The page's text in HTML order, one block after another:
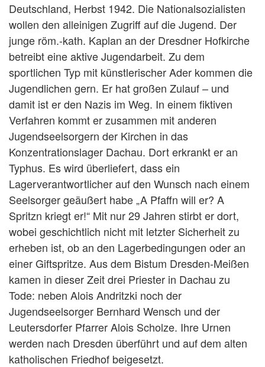
Deutschland, Herbst 1942. Die Nationalsozialisten
wollen den alleinigen Zugriff auf die Jugend. Der
junge röm.-kath. Kaplan an der Dresdner Hofkirche
betreibt eine aktive Jugendarbeit. Zu dem
sportlichen Typ mit künstlerischer Ader kommen die
Jugendlichen gern. Er hat großen Zulauf – und
damit ist er den Nazis im Weg. In einem fiktiven
Verfahren kommt er zusammen mit anderen
Jugendseelsorgern der Kirchen in das
Konzentrationslager Dachau. Dort erkrankt er an
Typhus. Es wird überliefert, dass ein
Lagerverantwortlicher auf den Wunsch nach einem
Seelsorger geäußert habe „A Pfaffn will er? A
Spritzn kriegt er!“ Mit nur 29 Jahren stirbt er dort,
wobei geschichtlich nicht mit letzter Sicherheit zu
erheben ist, ob an den Lagerbedingungen oder an
einer Giftspritze. Aus dem Bistum Dresden-Meißen
kamen in dieser Zeit drei Priester in Dachau zu
Tode: neben Alois Andritzki noch der
Jugendseelsorger Bernhard Wensch und der
Leutersdorfer Pfarrer Alois Scholze. Ihre Urnen
werden nach Dresden überführt und auf dem alten
katholischen Friedhof beigesetzt.